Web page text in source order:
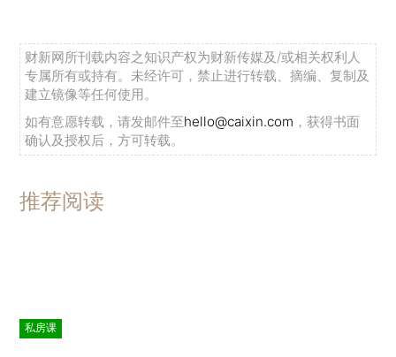
财新网所刊载内容之知识产权为财新传媒及/或相关权利人
专属所有或持有。未经许可，禁止进行转载、摘编、复制及
建立镜像等任何使用。
如有意愿转载，请发邮件至hello@caixin.com ，获得书面
确认及授权后，方可转载。
推荐阅读
私房课